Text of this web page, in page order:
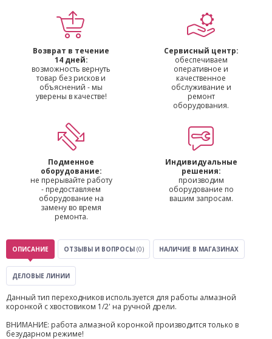
Возврат в течение
14 дней:
возможность вернуть
товар без рисков и
объяснений - мы
уверены в качестве!
Сервисный центр:
обеспечиваем
оперативное и
качественное
обслуживание и
ремонт
оборудования.
Подменное
оборудование:
не прерывайте работу
- предоставляем
оборудование на
замену во время
ремонта.
Индивидуальные
решения:
производим
оборудование по
вашим запросам.
ОПИСАНИЕ ОТЗЫВЫ И ВОПРОСЫ (0) НАЛИЧИЕ В МАГАЗИНАХ
ДЕЛОВЫЕ ЛИНИИ
Данный тип переходников используется для работы алмазной
коронкой с хвостовиком 1/2' на ручной дрели.
ВНИМАНИЕ: работа алмазной коронкой производится только в
безударном режиме!